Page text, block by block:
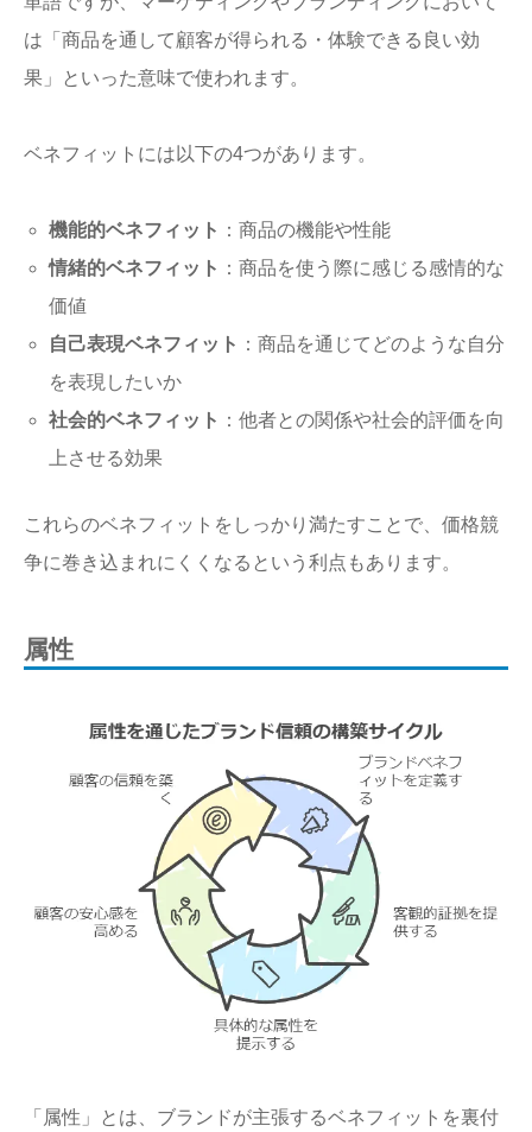
は「商品を通して顧客が得られる・体験できる良い効
果」といった意味で使われます。
ベネフィットには以下の4つがあります。
機能的ベネフィット ：商品の機能や性能
情緒的ベネフィット ：商品を使う際に感じる感情的な
価値
自己表現ベネフィット ：商品を通じてどのような自分
を表現したいか
社会的ベネフィット ：他者との関係や社会的評価を向
上させる効果
これらのベネフィットをしっかり満たすことで、価格競
争に巻き込まれにくくなるという利点もあります。
属性
「属性」とは、ブランドが主張するベネフィットを裏付